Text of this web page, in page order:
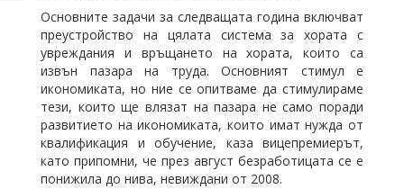
Основните задачи за следващата година включват
преустройство на цялата система за хората с
увреждания и връщането на хората, които са
извън пазара на труда. Основният стимул е
икономиката, но ние се опитваме да стимулираме
тези, които ще влязат на пазара не само поради
развитието на икономиката, които имат нужда от
квалификация и обучение, каза вицепремиерът,
като припомни, че през август безработицата се е
понижила до нива, невиждани от 2008.